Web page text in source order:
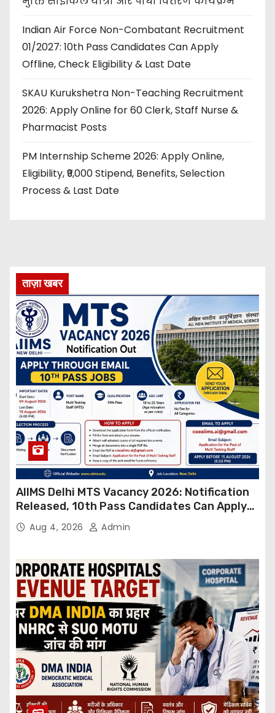
Indian Air Force Non-Combatant Recruitment
01/2027: 10th Pass Candidates Can Apply
Offline, Check Eligibility & Last Date
SKAU Kurukshetra Non-Teaching Recruitment
2026: Apply Online for 60 Clerk, Staff Nurse &
Pharmacist Posts
PM Internship Scheme 2026: Apply Online,
Eligibility, ₹9,000 Stipend, Benefits, Selection
Process & Last Date
ताज़ा खबर
AIIMS Delhi MTS Vacancy 2026: Notification
Released, 10th Pass Candidates Can Apply
Through Email
Aug 4, 2026 Admin